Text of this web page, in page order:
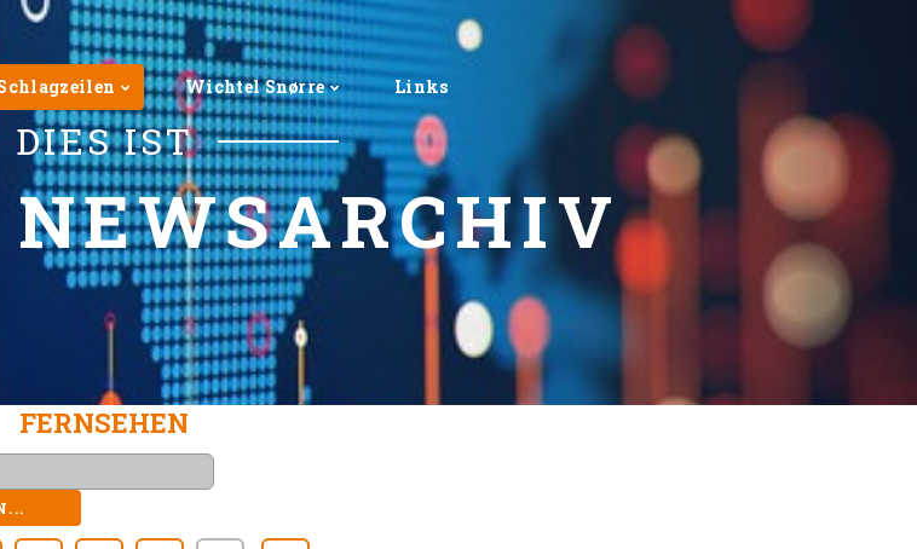
Wichtel Snørre Links
DIES IST
NEWSARCHIV
FERNSEHEN